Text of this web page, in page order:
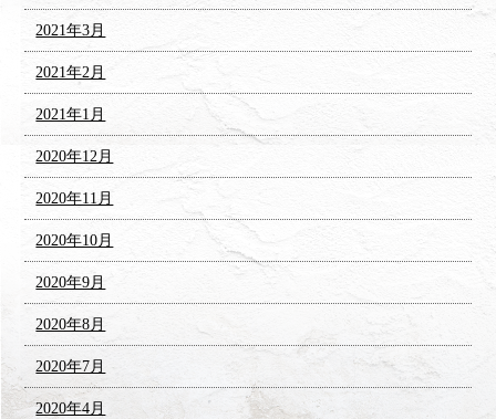
2021年3月
2021年2月
2021年1月
2020年12月
2020年11月
2020年10月
2020年9月
2020年8月
2020年7月
2020年4月